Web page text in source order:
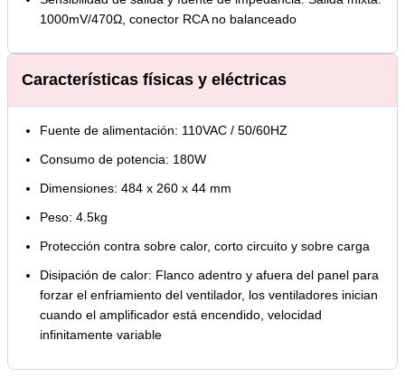
1000mV/470Ω, conector RCA no balanceado
Características físicas y eléctricas
Fuente de alimentación: 110VAC / 50/60HZ
Consumo de potencia: 180W
Dimensiones: 484 x 260 x 44 mm
Peso: 4.5kg
Protección contra sobre calor, corto circuito y sobre carga
Disipación de calor: Flanco adentro y afuera del panel para
forzar el enfriamiento del ventilador, los ventiladores inician
cuando el amplificador está encendido, velocidad
infinitamente variable